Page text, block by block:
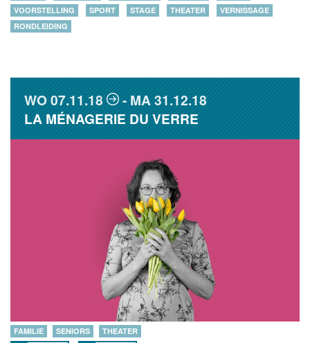
VOORSTELLING
SPORT STAGE THEATER
VERNISSAGE
RONDLEIDING
WO07.11.18 MA31.12.18
LA MÉNAGERIE DU VERRE
FAMILIE SENIORS
THEATER